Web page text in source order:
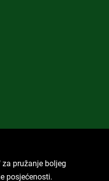
pružanje boljeg
posjećenosti.